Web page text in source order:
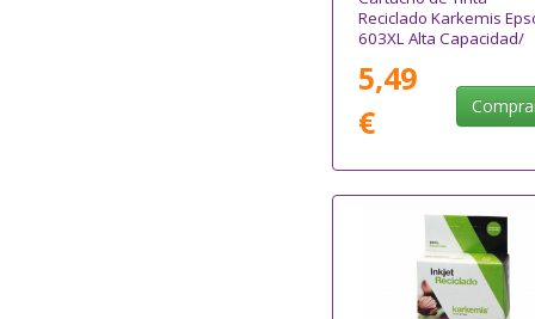
Reciclado Karkemis
603XL Alta Capacidad/
5,49
€